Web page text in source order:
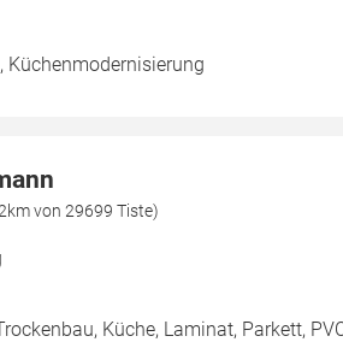
Küchenmodernisierung
von 29699 Tiste)
Küche, Laminat, Parkett,